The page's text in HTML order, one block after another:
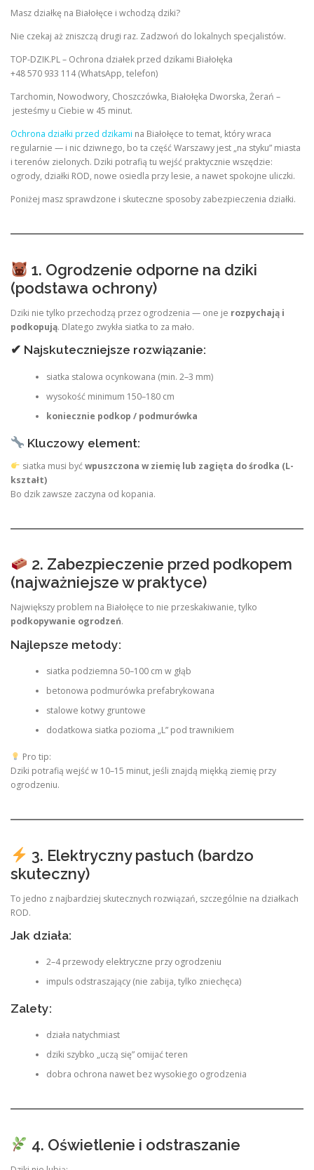
Masz działkę na Białołęce i wchodzą dziki?
Nie czekaj aż zniszczą drugi raz. Zadzwoń do lokalnych specjalistów.
TOP-DZIK.PL – Ochrona działek przed dzikami Białołęka
+48 570 933 114 (WhatsApp, telefon)
Tarchomin, Nowodwory, Choszczówka, Białołęka Dworska, Żerań –
jesteśmy u Ciebie w 45 minut.
Ochrona działki przed dzikami na Białołęce to temat, który wraca
regularnie — i nic dziwnego, bo ta część Warszawy jest „na styku” miasta
i terenów zielonych. Dziki potrafią tu wejść praktycznie wszędzie:
ogrody, działki ROD, nowe osiedla przy lesie, a nawet spokojne uliczki.
Poniżej masz sprawdzone i skuteczne sposoby zabezpieczenia działki.
1. Ogrodzenie odporne na dziki
(podstawa ochrony)
Dziki nie tylko przechodzą przez ogrodzenia — one je rozpychają i
podkopują. Dlatego zwykła siatka to za mało.
✔ Najskuteczniejsze rozwiązanie:
siatka stalowa ocynkowana (min. 2–3 mm)
wysokość minimum 150–180 cm
koniecznie podkop / podmurówka
Kluczowy element:
siatka musi byćwpuszczona w ziemię lub zagięta do środka (L-
kształt)
Bo dzik zawsze zaczyna od kopania.
2. Zabezpieczenie przed podkopem
(najważniejsze w praktyce)
Największy problem na Białołęce to nie przeskakiwanie, tylko
podkopywanie ogrodzeń.
Najlepsze metody:
siatka podziemna 50–100 cm w głąb
betonowa podmurówka prefabrykowana
stalowe kotwy gruntowe
dodatkowa siatka pozioma „L” pod trawnikiem
Pro tip:
Dziki potrafią wejść w 10–15 minut, jeśli znajdą miękką ziemię przy
ogrodzeniu.
3. Elektryczny pastuch (bardzo
skuteczny)
To jedno z najbardziej skutecznych rozwiązań, szczególnie na działkach
ROD.
Jak działa:
2–4 przewody elektryczne przy ogrodzeniu
impuls odstraszający (nie zabija, tylko zniechęca)
Zalety:
działa natychmiast
dziki szybko „uczą się” omijać teren
dobra ochrona nawet bez wysokiego ogrodzenia
4. Oświetlenie i odstraszanie